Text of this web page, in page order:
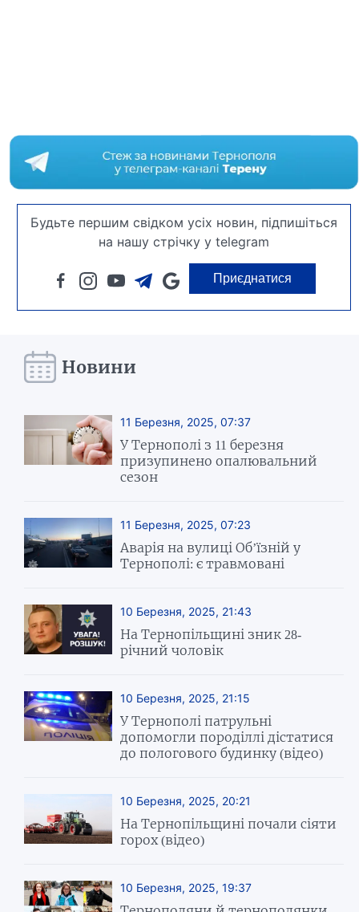
Будьте першим свідком усіх новин, підпишіться
на нашу стрічку у telegram
Приєднатися
Новини
11 Березня, 2025, 07:37
У Тернополі з 11 березня
призупинено опалювальний
сезон
11 Березня, 2025, 07:23
Аварія на вулиці Обʼїзній у
Тернополі: є травмовані
10 Березня, 2025, 21:43
На Тернопільщині зник 28-
річний чоловік
10 Березня, 2025, 21:15
У Тернополі патрульні
допомогли породіллі дістатися
до пологового будинку (відео)
10 Березня, 2025, 20:21
На Тернопільщині почали сіяти
горох (відео)
10 Березня, 2025, 19:37